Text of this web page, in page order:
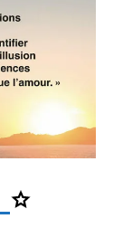
Ajouter
Cercle